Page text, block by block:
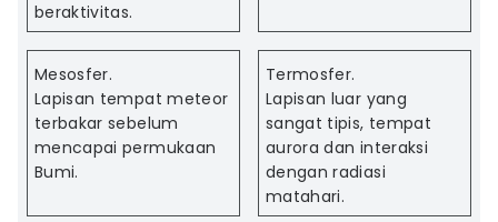
beraktivitas.
Mesosfer.
Lapisan tempat meteor
terbakar sebelum
mencapai permukaan
Bumi.
Termosfer.
Lapisan luar yang
sangat tipis, tempat
aurora dan interaksi
dengan radiasi
matahari.